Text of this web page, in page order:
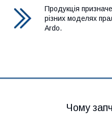
Продукція
різних моделях
Ardo.
Чому